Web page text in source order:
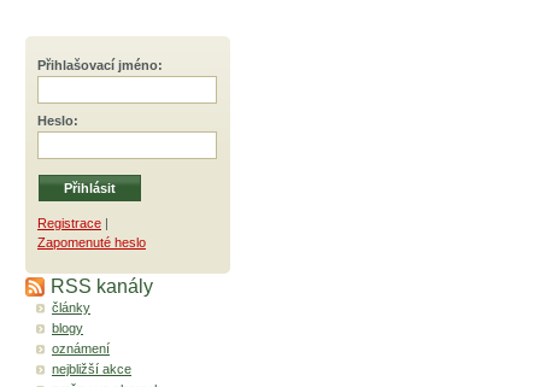
Přihlašovací jméno:
Heslo:
Registrace |
Zapomenuté heslo
RSS kanály
články
blogy
oznámení
nejbližší akce